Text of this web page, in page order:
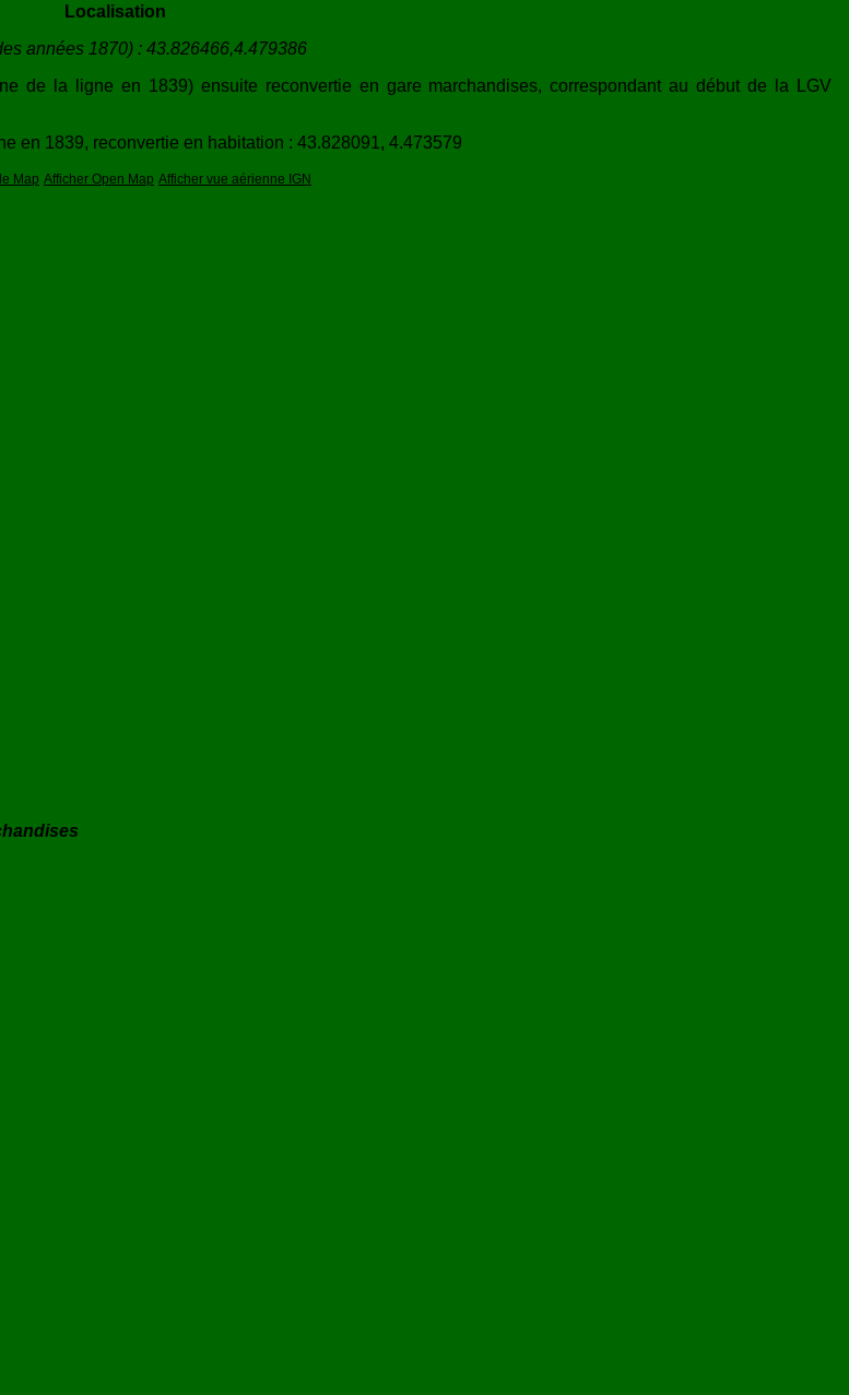
Localisation
années 1870) : 43.826466,4.479386
de la ligne en 1839) ensuite reconvertie en gare marchandises, correspondant au début de la LGV
en 1839, reconvertie en habitation : 43.828091, 4.473579
Map Afficher Open Map Afficher vue aérienne IGN